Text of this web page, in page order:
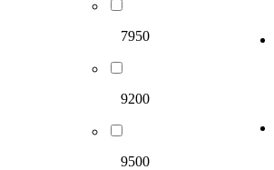
7950
9200
9500